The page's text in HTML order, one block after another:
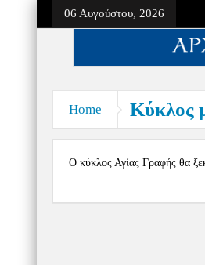
06 Αυγούστου, 2026
Home Κύκλος
Ο κύκλος Αγίας Γραφής θα